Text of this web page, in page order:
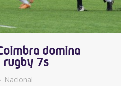
domina
rugby 7s
Nacional